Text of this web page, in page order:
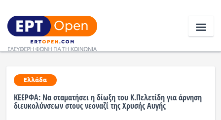
Ειδήσεις
Ελλάδα
Ελλάδα
ΚΕΕΡΦΑ: Να σταματήσει η δίωξη του Κ.Πελετίδη για άρνηση
διευκολύνσεων στους νεοναζί της Χρυσής Αυγής